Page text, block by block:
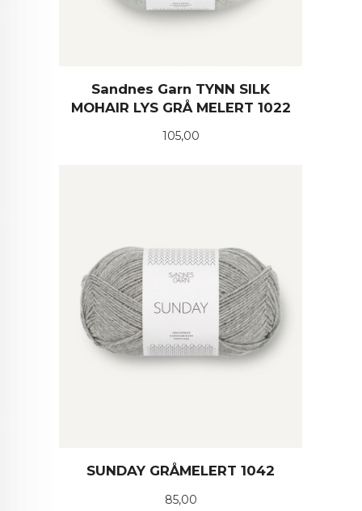
Sandnes Garn TYNN SILK
MOHAIR LYS GRÅ MELERT 1022
Pris
105,00
SUNDAY GRÅMELERT 1042
Pris
85,00